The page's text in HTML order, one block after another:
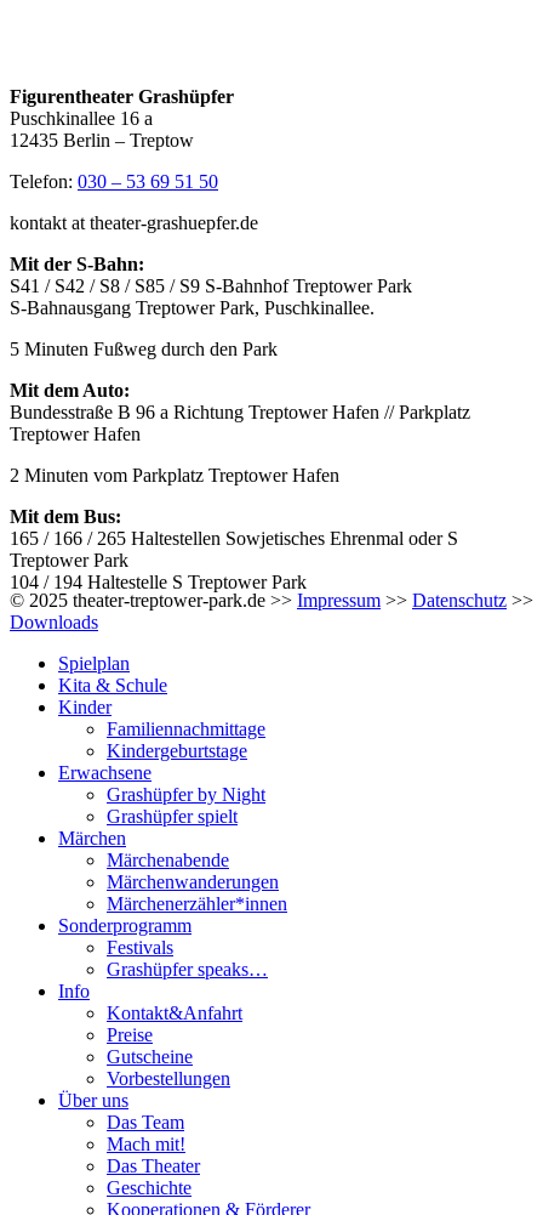
Figurentheater Grashüpfer
Puschkinallee 16 a
12435 Berlin – Treptow
Telefon: 030 – 53 69 51 50
kontakt at theater-grashuepfer.de
Mit der S-Bahn:
S41 / S42 / S8 / S85 / S9 S-Bahnhof Treptower Park
S-Bahnausgang Treptower Park, Puschkinallee.
5 Minuten Fußweg durch den Park
Mit dem Auto:
Bundesstraße B 96 a Richtung Treptower Hafen // Parkplatz
Treptower Hafen
2 Minuten vom Parkplatz Treptower Hafen
Mit dem Bus:
165 / 166 / 265 Haltestellen Sowjetisches Ehrenmal oder S
Treptower Park
104 / 194 Haltestelle S Treptower Park
© 2025 theater-treptower-park.de >> Impressum >> Datenschutz >>
Downloads
Spielplan
Kita & Schule
Kinder
Familiennachmittage
Kindergeburtstage
Erwachsene
Grashüpfer by Night
Grashüpfer spielt
Märchen
Märchenabende
Märchenwanderungen
Märchenerzähler*innen
Sonderprogramm
Festivals
Grashüpfer speaks…
Info
Kontakt&Anfahrt
Preise
Gutscheine
Vorbestellungen
Über uns
Das Team
Mach mit!
Das Theater
Geschichte
Kooperationen & Förderer